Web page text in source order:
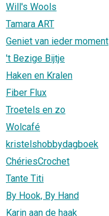
Will's Wools
Tamara ART
Geniet van ieder moment
't Bezige Bijtje
Haken en Kralen
Fiber Flux
Troetels en zo
Wolcafé
kristelshobbydagboek
ChériesCrochet
Tante Titi
By Hook, By Hand
Karin aan de haak